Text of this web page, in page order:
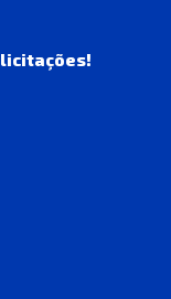
licitações!